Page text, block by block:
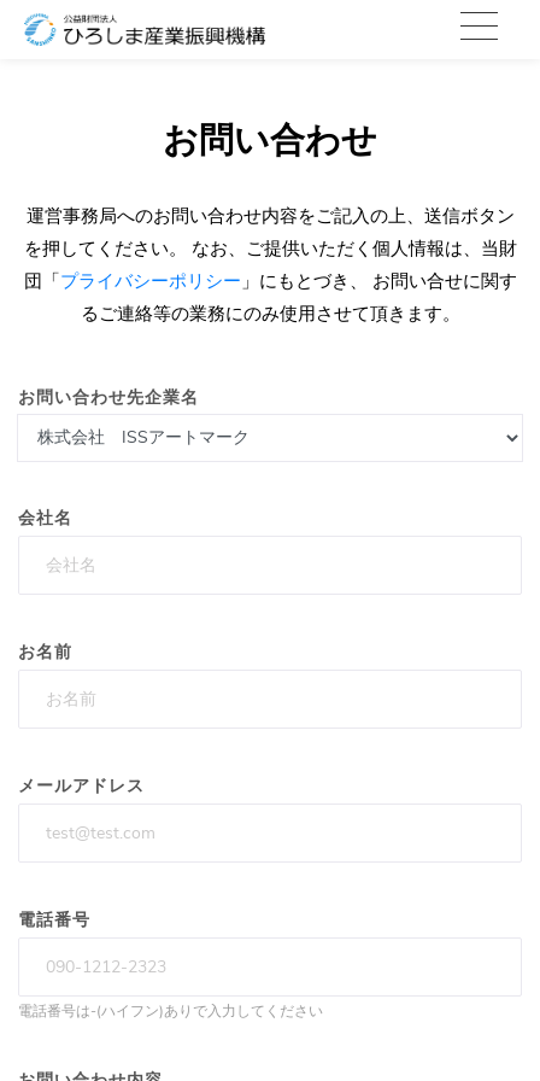
お問い合わせ
運営事務局へのお問い合わせ内容をご記入の上、送信ボタン
を押してください。
なお、ご提供いただく個人情報は、当財
団「プライバシーポリシー 」にもとづき、
お問い合せに関す
るご連絡等の業務にのみ使用させて頂きます。
お問い合わせ先企業名
会社名
お名前
メールアドレス
電話番号
電話番号は-(ハイフン)ありで入力してください